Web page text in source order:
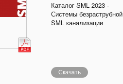
Каталог SML 2023 -
Системы безраструбной
SML канализации
Скачать